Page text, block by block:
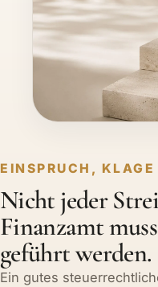
EINSPRUCH,
Nicht jeder
Finanzamt
geführt werden.
Ein gutes